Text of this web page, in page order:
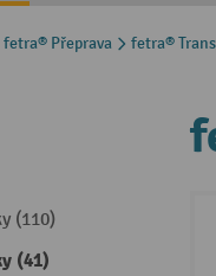
fetra® Přeprava fetra®
(110)
(41)